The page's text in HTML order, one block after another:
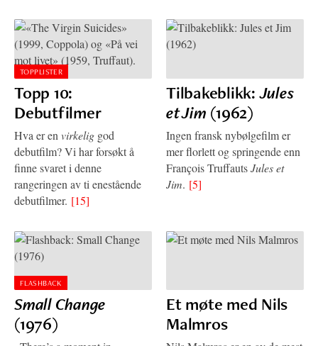
TOPPLISTER
Topp 10:
Debutfilmer
Hva er en virkelig god
debutfilm? Vi har forsøkt å
finne svaret i denne
rangeringen av ti enestående
debutfilmer. [15]
Tilbakeblikk:Jules
et Jim (1962)
Ingen fransk nybølgefilm er
mer florlett og springende enn
François TruffautsJules et
Jim. [5]
FLASHBACK
Small Change
(1976)
Et møte med Nils
Malmros